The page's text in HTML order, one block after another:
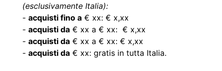
(esclusivamente Italia):
- acquisti fino a € xx: € x,xx
- acquisti da € xx a € xx: € x,xx
- acquisti da € xx a € xx: € x,xx
- acquisti da € xx: gratis in tutta Italia.